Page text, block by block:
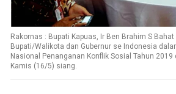
Rakornas : Bupati Kapuas, Ir Ben Brahim S
Bupati/Walikota dan Gubernur se Indonesia
Nasional Penanganan Konflik Sosial Tahun
Kamis (16/5) siang.